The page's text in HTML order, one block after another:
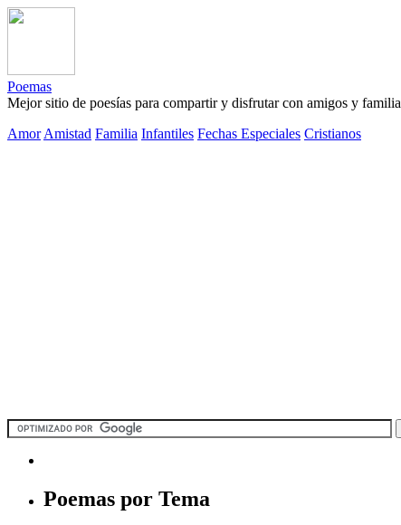
Poemas
Mejor sitio de poesías para compartir y disfrutar con amigos y familia
Amor Amistad Familia Infantiles Fechas Especiales Cristianos
Poemas por Tema